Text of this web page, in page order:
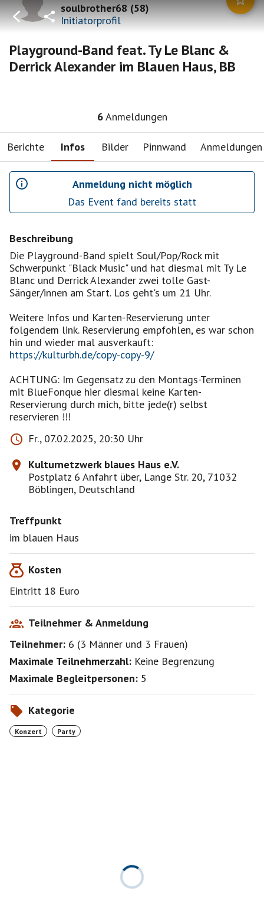
soulbrother68(58)
Initiatorprofil
Playground-Band feat. Ty Le Blanc &
Derrick Alexander im Blauen Haus, BB
6Anmeldungen
Berichte Infos Bilder Pinnwand Anmeldungen
Anmeldung nicht möglich
Das Event fand bereits statt
Beschreibung
Die Playground-Band spielt Soul/Pop/Rock mit
Schwerpunkt "Black Music" und hat diesmal mit Ty Le
Blanc und Derrick Alexander zwei tolle Gast-
Sänger/innen am Start. Los geht's um 21 Uhr.
Weitere Infos und Karten-Reservierung unter
folgendem link. Reservierung empfohlen, es war schon
https://kulturbh.de/copy-copy-9/
ACHTUNG: Im Gegensatz zu den Montags-Terminen
mit BlueFonque hier diesmal keine Karten-
Reservierung durch mich, bitte jede(r) selbst
Fr., 07.02.2025, 20:30 Uhr
Kulturnetzwerk blaues Haus e.V.
Postplatz 6 Anfahrt über, Lange Str. 20, 71032
Böblingen, Deutschland
Treffpunkt
im blauen Haus
Kosten
Eintritt 18 Euro
Teilnehmer & Anmeldung
Teilnehmer: 6 (3 Männer und 3 Frauen)
Maximale Teilnehmerzahl: Keine Begrenzung
Maximale Begleitpersonen: 5
Kategorie
Konzert Party